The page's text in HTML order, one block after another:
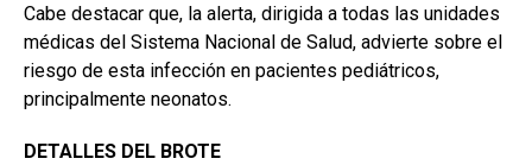
Cabe destacar que, la alerta, dirigida a todas las unidades
médicas del Sistema Nacional de Salud, advierte sobre el
riesgo de esta infección en pacientes pediátricos,
principalmente neonatos.
DETALLES DEL BROTE